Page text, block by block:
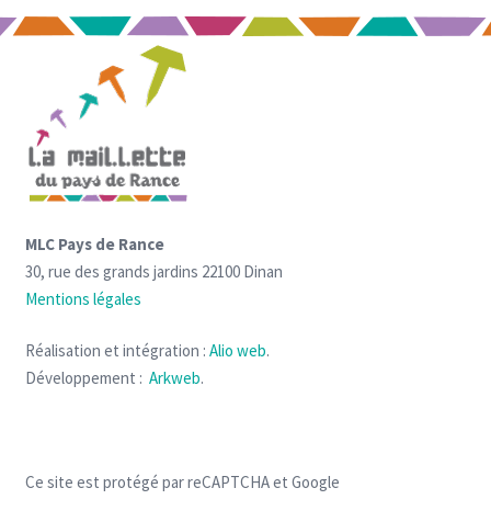
MLC Pays de Rance
30, rue des grands jardins 22100 Dinan
Mentions légales
Réalisation et intégration : Alio web.
Développement : Arkweb.
Ce site est protégé par reCAPTCHA et Google